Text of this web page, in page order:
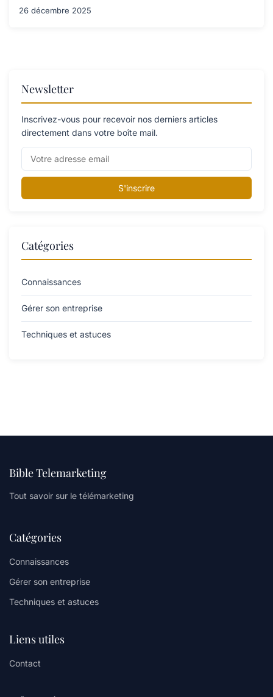
26 décembre 2025
Newsletter
Inscrivez-vous pour recevoir nos derniers articles
directement dans votre boîte mail.
S'inscrire
Catégories
Connaissances
Gérer son entreprise
Techniques et astuces
Bible Telemarketing
Tout savoir sur le télémarketing
Catégories
Connaissances
Gérer son entreprise
Techniques et astuces
Liens utiles
Contact